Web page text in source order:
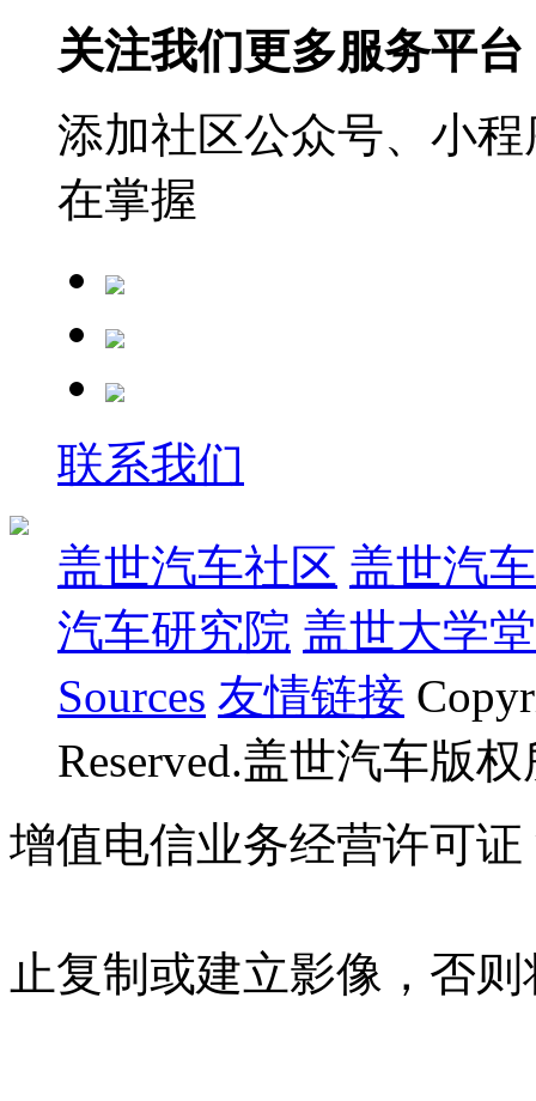
关注我们更多服务平台
添加社区公众号、小
在掌握
联系我们
盖世汽车社区 盖世汽
汽车研究院 盖世大学堂
Sources 友情链接
Reserved.盖世汽车版
增值电信业务经营许可证
止复制或建立影像，否